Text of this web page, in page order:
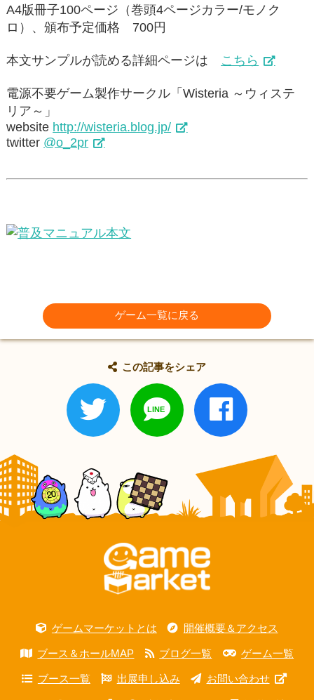
A4版冊子100ページ（巻頭4ページカラー/モノク
ロ）、頒布予定価格 700円
本文サンプルが読める詳細ページは こちら
電源不要ゲーム製作サークル「Wisteria ～ウィステ
リア～」
website http://wisteria.blog.jp/
twitter @o_2pr
ゲーム一覧に戻る
この記事をシェア
ゲームマーケットとは 開催概要＆アクセス
ブース＆ホールMAP ブログ一覧 ゲーム一覧
ブース一覧 出展申し込み お問い合わせ